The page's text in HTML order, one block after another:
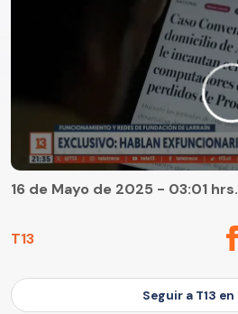
T13
16 de Mayo de 2025 - 03:01 hrs.
Seguir a T13 en